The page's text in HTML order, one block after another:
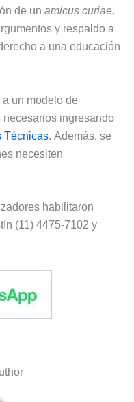
de un amicus curiae.
y respaldo a
a una educación
un modelo de
necesarios ingresando
Técnicas. Además, se
necesiten
habilitaron
(11) 4475-7102 y